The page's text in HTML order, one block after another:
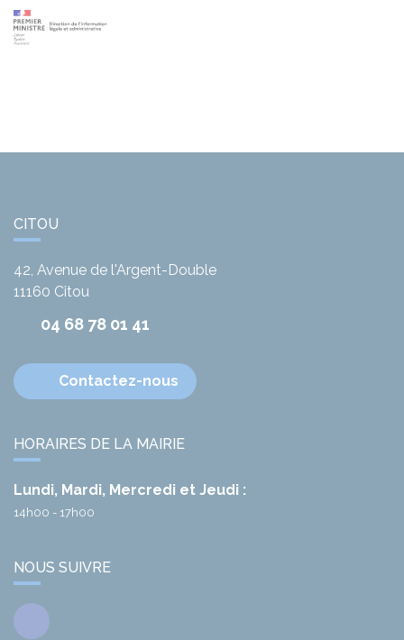
CITOU
42, Avenue de l'Argent-Double
11160 Citou
04 68 78 01 41
Contactez-nous
HORAIRES DE LA MAIRIE
Lundi, Mardi, Mercredi et Jeudi :
14h00 - 17h00
NOUS SUIVRE
Facebook